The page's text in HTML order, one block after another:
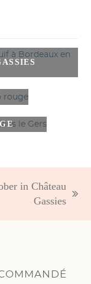
in Château
Gassies